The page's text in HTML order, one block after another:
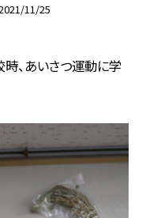
11/25
、あいさつ運動に学